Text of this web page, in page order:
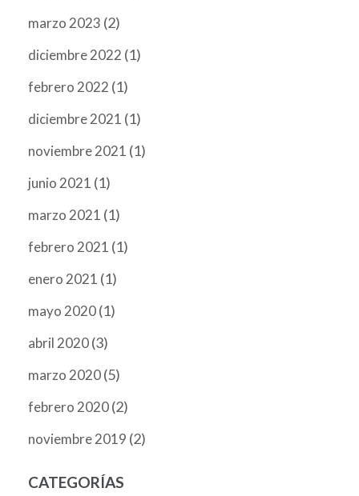
marzo 2023 (2)
diciembre 2022 (1)
febrero 2022 (1)
diciembre 2021 (1)
noviembre 2021 (1)
junio 2021 (1)
marzo 2021 (1)
febrero 2021 (1)
enero 2021 (1)
mayo 2020(1)
abril 2020(3)
marzo 2020(5)
febrero 2020(2)
noviembre 2019 (2)
CATEGORÍAS